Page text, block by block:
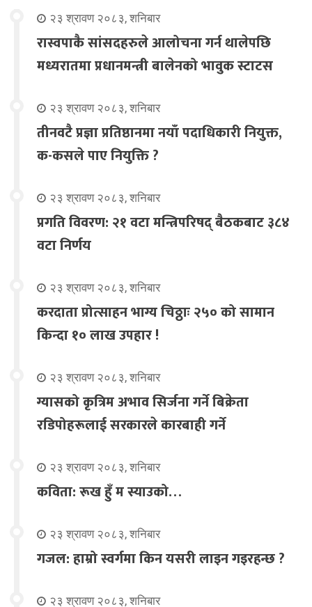
२३ श्रावण २०८३, शनिबार
रास्वपाकै सांसदहरुले आलोचना गर्न थालेपछि
मध्यरातमा प्रधानमन्त्री बालेनको भावुक स्टाटस
२३ श्रावण २०८३, शनिबार
तीनवटै प्रज्ञा प्रतिष्ठानमा नयाँ पदाधिकारी नियुक्त,
क-कसले पाए नियुक्ति ?
२३ श्रावण २०८३, शनिबार
प्रगति विवरण: २१ वटा मन्त्रिपरिषद् बैठकबाट ३८४
वटा निर्णय
२३ श्रावण २०८३, शनिबार
करदाता प्रोत्साहन भाग्य चिठ्ठाः २५० को सामान
किन्दा १० लाख उपहार !
२३ श्रावण २०८३, शनिबार
ग्यासको कृत्रिम अभाव सिर्जना गर्ने बिक्रेता
रडिपोहरूलाई सरकारले कारबाही गर्ने
२३ श्रावण २०८३, शनिबार
कविता: रूख हुँ म स्याउको…
२३ श्रावण २०८३, शनिबार
गजल: हाम्रो स्वर्गमा किन यसरी लाइन गइरहन्छ ?
२३ श्रावण २०८३, शनिबार